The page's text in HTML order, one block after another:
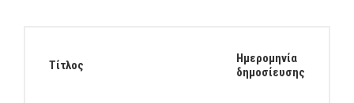
Τίτλος
Ημερομηνία
δημοσίευσης